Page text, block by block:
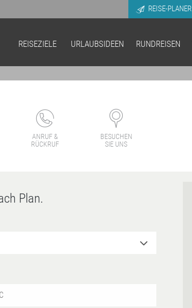
REISE-PLANER
REISEZIELE URLAUBSIDEEN RUNDREISEN
ANRUF &
RÜCKRUF
BESUCHEN
SIE UNS
Plan.